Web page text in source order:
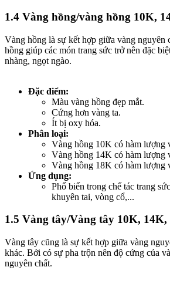
1.4 Vàng hồng/vàng hồng 10K,
Vàng hồng là sự kết hợp giữa vàng nguyên
hồng giúp các món trang sức trở nên đặc
nhàng, ngọt ngào.
Đặc điểm:
Màu vàng hồng đẹp mắt.
Cứng hơn vàng ta.
Ít bị oxy hóa.
Phân loại:
Vàng hồng 10K có hàm lượng
Vàng hồng 14K có hàm lượng
Vàng hồng 18K có hàm lượng
Ứng dụng:
Phổ biến trong chế tác trang
khuyên tai, vòng cổ,...
1.5 Vàng tây/Vàng tây 10K, 14K,
Vàng tây cũng là sự kết hợp giữa vàng
khác. Bởi có sự pha trộn nên độ cứng của
nguyên chất.